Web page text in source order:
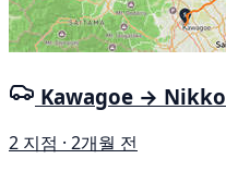
Kawagoe → Nikko
2 지점 · 2개월 전